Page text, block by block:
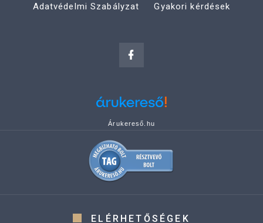
Adatvédelmi Szabályzat
Gyakori kérdések
Árukereső.hu
ELÉRHETŐSÉGEK